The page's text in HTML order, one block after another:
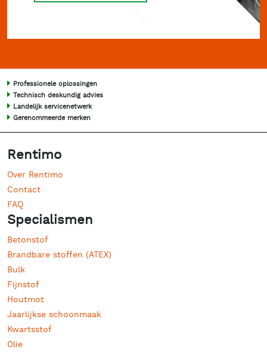
Professionele oplossingen
Technisch deskundig advies
Landelijk servicenetwerk
Gerenommeerde merken
Rentimo
Over Rentimo
Contact
FAQ
Specialismen
Betonstof
Brandbare stoffen (ATEX)
Bulk
Fijnstof
Houtmot
Jaarlijkse schoonmaak
Kwartsstof
Olie